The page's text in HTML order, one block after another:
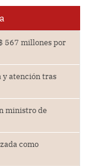
567 millones por
y atención tras
ministro de
como